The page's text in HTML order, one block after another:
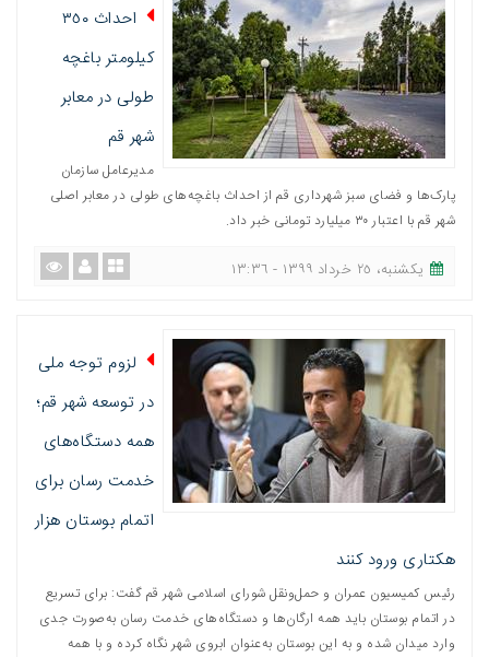
احداث ٣٥٠
کیلومتر باغچه
طولی در معابر
شهر قم
مدیرعامل سازمان
پارک‌ها و فضای سبز شهرداری قم از احداث باغچه‌های طولی در معابر اصلی
شهر قم با اعتبار ٣٠ میلیارد تومانی خبر داد.
یکشنبه، ٢٥ خرداد ١٣٩٩ - ١٣:٣٦
لزوم توجه ملی
در توسعه شهر قم؛
همه دستگاه‌های
خدمت رسان برای
اتمام بوستان هزار
هکتاری ورود کنند
رئیس کمیسیون عمران و حمل‌ونقل شورای اسلامی شهر قم گفت: برای تسریع
در اتمام بوستان باید همه ارگان‌ها و دستگاه‌های خدمت رسان به‌صورت جدی
وارد میدان شده و به این بوستان به‌عنوان ابروی شهر نگاه کرده و با همه